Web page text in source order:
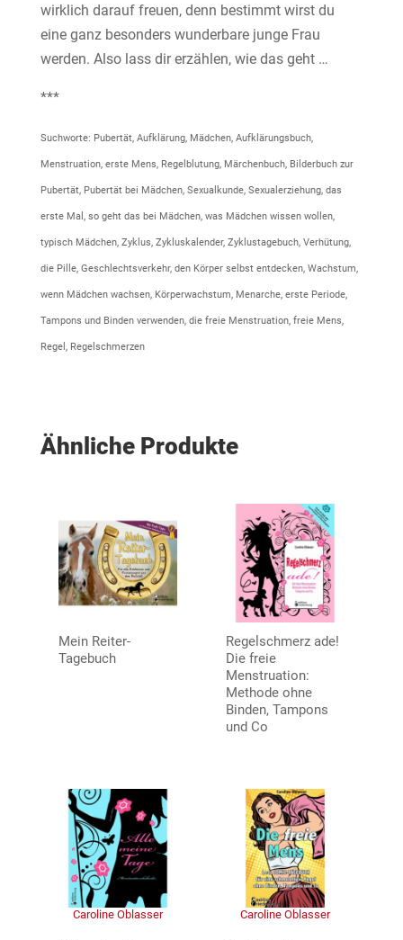
wirklich darauf freuen, denn bestimmt wirst du
eine ganz besonders wunderbare junge Frau
werden. Also lass dir erzählen, wie das geht …
***
Suchworte: Pubertät, Aufklärung, Mädchen, Aufklärungsbuch,
Menstruation, erste Mens, Regelblutung, Märchenbuch, Bilderbuch zur
Pubertät, Pubertät bei Mädchen, Sexualkunde, Sexualerziehung, das
erste Mal, so geht das bei Mädchen, was Mädchen wissen wollen,
typisch Mädchen, Zyklus, Zykluskalender, Zyklustagebuch, Verhütung,
die Pille, Geschlechtsverkehr, den Körper selbst entdecken, Wachstum,
wenn Mädchen wachsen, Körperwachstum, Menarche, erste Periode,
Tampons und Binden verwenden, die freie Menstruation, freie Mens,
Regel, Regelschmerzen
Ähnliche Produkte
Mein Reiter-
Tagebuch
Regelschmerz ade!
Die freie
Menstruation:
Methode ohne
Binden, Tampons
und Co
Caroline Oblasser Caroline Oblasser